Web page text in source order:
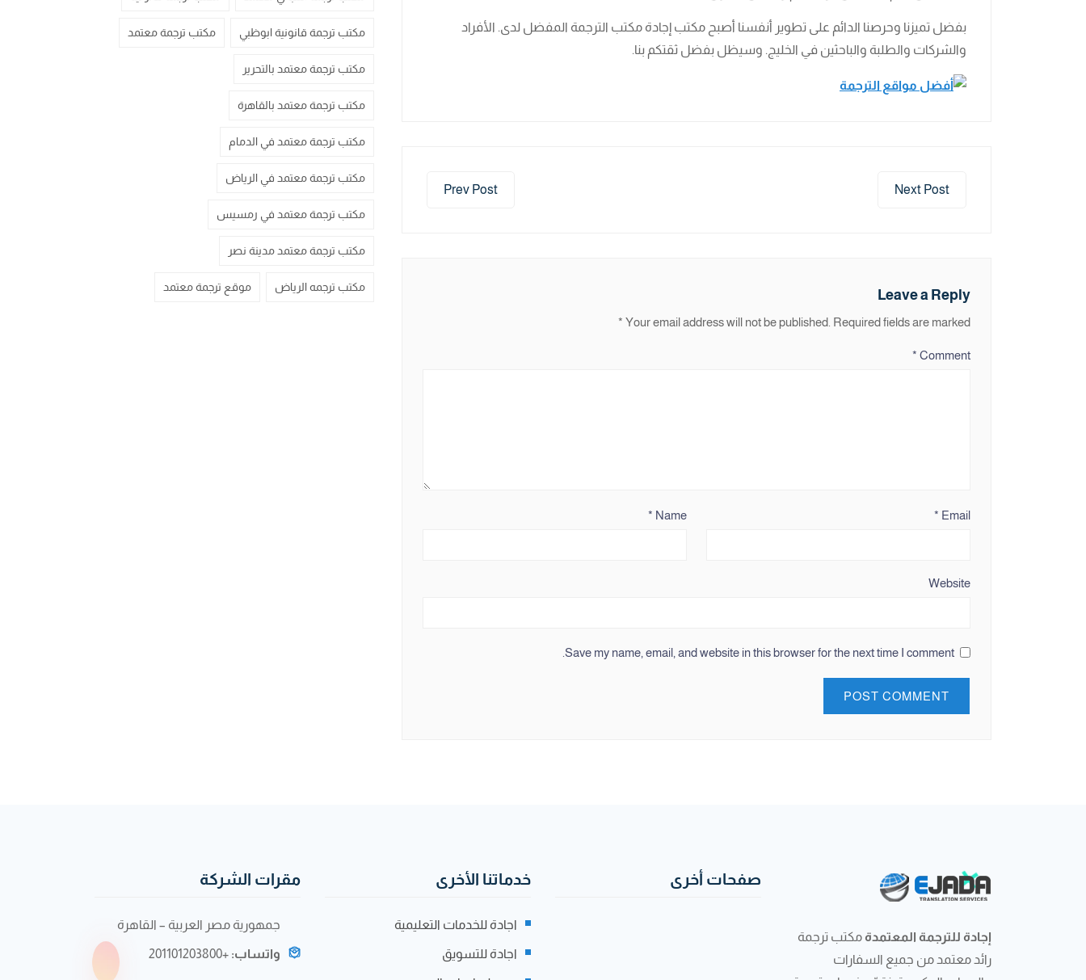
بفضل تميزنا وحرصنا الدائم على تطوير أنفسنا أصبح مكتب إجادة مكتب الترجمة المفضل لدى. الأفراد
والشركات والطلبة والباحثين في الخليج. وسيظل بفضل ثقتكم بنا.
Prev Post Next Post
Leave a Reply
Your email address will not be published. Required fields are marked
*
Comment
*
Name
* Email
*
Website
Save my name, email, and website in this browser for the next time I comment.
مكتب ترجمة قانونية ابوظبي مكتب ترجمة معتمد
مكتب ترجمة معتمد بالتحرير
مكتب ترجمة معتمد بالقاهرة
مكتب ترجمة معتمد في الدمام
مكتب ترجمة معتمد في الرياض
مكتب ترجمة معتمد في رمسيس
مكتب ترجمة معتمد مدينة نصر
مكتب ترجمه الرياض موقع ترجمة معتمد
إجادة للترجمة المعتمدة مكتب ترجمة
رائد معتمد من جميع السفارات
صفحات أخرى خدماتنا الأخرى
اجادة للخدمات التعليمية
اجادة للتسويق
مقرات الشركة
جمهورية مصر العربية – القاهرة
واتساب: +201101203800